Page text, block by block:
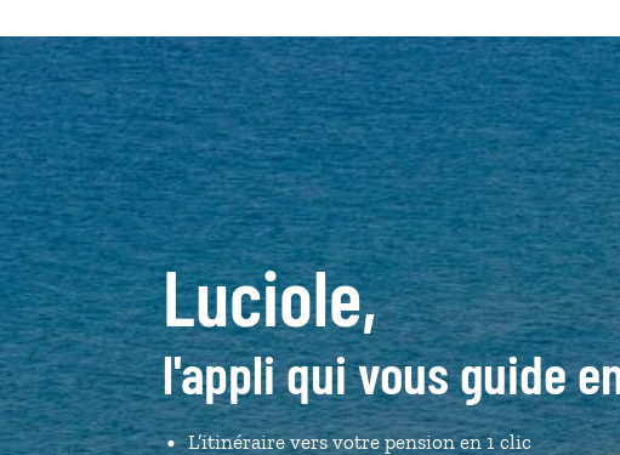
Luciole,
l'appli qui vous guide
L’itinéraire vers votre pension en 1 clic